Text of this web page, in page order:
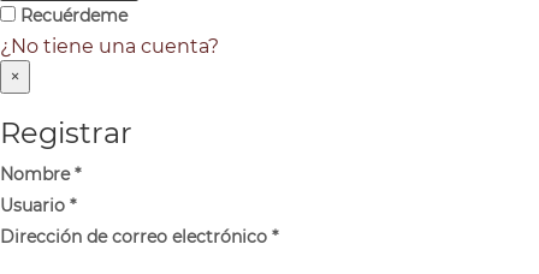
Recuérdeme
¿No tiene una cuenta?
×
Registrar
Nombre*
Usuario *
Dirección de correo electrónico *